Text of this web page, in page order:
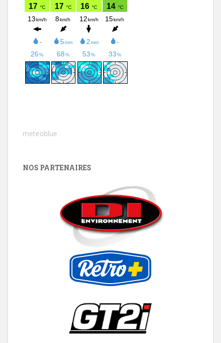
meteoblue
NOS PARTENAIRES